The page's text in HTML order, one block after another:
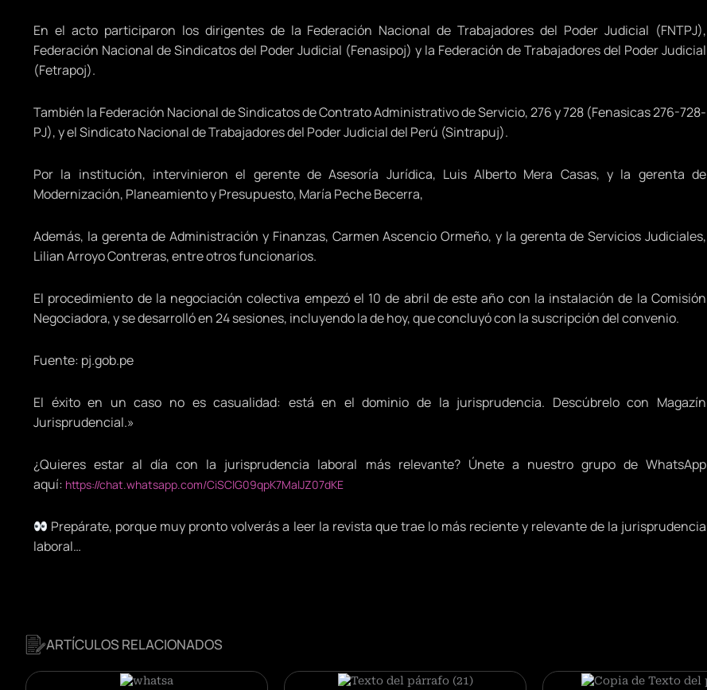
En el acto participaron los dirigentes de la Federación Nacional de Trabajadores del Poder Judicial (FNTPJ),
Federación Nacional de Sindicatos del Poder Judicial (Fenasipoj) y la Federación de Trabajadores del Poder Judicial
(Fetrapoj).
También la Federación Nacional de Sindicatos de Contrato Administrativo de Servicio, 276 y 728 (Fenasicas 276-728-
PJ), y el Sindicato Nacional de Trabajadores del Poder Judicial del Perú (Sintrapuj).
Por la institución, intervinieron el gerente de Asesoría Jurídica, Luis Alberto Mera Casas, y la gerenta de
Modernización, Planeamiento y Presupuesto, María Peche Becerra,
Además, la gerenta de Administración y Finanzas, Carmen Ascencio Ormeño, y la gerenta de Servicios Judiciales,
Lilian Arroyo Contreras, entre otros funcionarios.
El procedimiento de la negociación colectiva empezó el 10 de abril de este año con la instalación de la Comisión
Negociadora, y se desarrolló en 24 sesiones, incluyendo la de hoy, que concluyó con la suscripción del convenio.
Fuente: pj.gob.pe
El éxito en un caso no es casualidad: está en el dominio de la jurisprudencia. Descúbrelo con Magazín
Jurisprudencial.»
¿Quieres estar al día con la jurisprudencia laboral más relevante? Únete a nuestro grupo de WhatsApp
aquí: https://chat.whatsapp.com/CiSClG09qpK7MalJZ07dKE
Prepárate, porque muy pronto volverás a leer la revista que trae lo más reciente y relevante de la jurisprudencia
laboral…
ARTÍCULOS RELACIONADOS